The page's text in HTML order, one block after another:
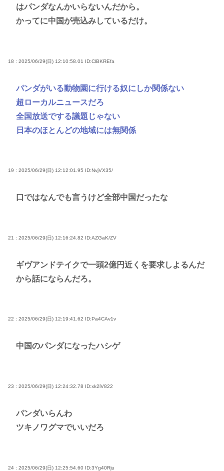
はパンダなんかいらないんだから。
かってに中国が売込みしているだけ。
18 : 2025/06/29(日) 12:10:58.01 ID:ClBKREfa
パンダがいる動物園に行ける奴にしか関係ない
超ローカルニュースだろ
全国放送でする議題じゃない
日本のほとんどの地域には無関係
19 : 2025/06/29(日) 12:12:01.95 ID:NvjVX35/
口ではなんでも言うけど全部中国だったな
21 : 2025/06/29(日) 12:16:24.82 ID:AZGaK/ZV
ギヴアンドテイクで一頭2億円近くを要求しよるんだ
から話にならんだろ。
22 : 2025/06/29(日) 12:19:41.62 ID:Pa4CAv1v
中国のパンダになったハシゲ
23 : 2025/06/29(日) 12:24:32.78 ID:xk2lV822
パンダいらんわ
ツキノワグマでいいだろ
24 : 2025/06/29(日) 12:25:54.60 ID:3Yg40Rju